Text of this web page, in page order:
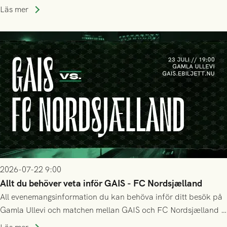
Holmberg och ledarstaben har tagit ut följande trupp till
Läs mer
2026-07-22 9:00
Allt du behöver veta inför GAIS - FC Nordsjælland
All evenemangsinformation du kan behöva inför ditt besök på
Gamla Ullevi och matchen mellan GAIS och FC Nordsjælland i
kvalet till Conference League! Avspark kl 19.00 på torsdag